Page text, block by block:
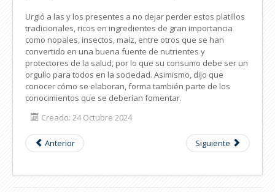
Urgió a las y los presentes a no dejar perder estos platillos
tradicionales, ricos en ingredientes de gran importancia
como nopales, insectos, maíz, entre otros que se han
convertido en una buena fuente de nutrientes y
protectores de la salud, por lo que su consumo debe ser un
orgullo para todos en la sociedad. Asimismo, dijo que
conocer cómo se elaboran, forma también parte de los
conocimientos que se deberían fomentar.
Creado: 24 Octubre 2024
Anterior Siguiente